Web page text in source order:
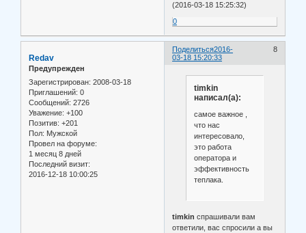
(2016-03-18 15:25:32)
0
Поделиться 8
2016-
03-18 15:20:33
Redav
Предупрежден
Зарегистрирован: 2008-03-18
Приглашений: 0
Сообщений: 2726
Уважение: +100
Позитив: +201
Пол: Мужской
Провел на форуме:
1 месяц 8 дней
Последний визит:
2016-12-18 10:00:25
timkin
написал(а):
самое важное ,
что нас
интересовало,
это работа
оператора и
эффективность
теплака.
timkin спрашивали вам
ответили, вас спросили а вы